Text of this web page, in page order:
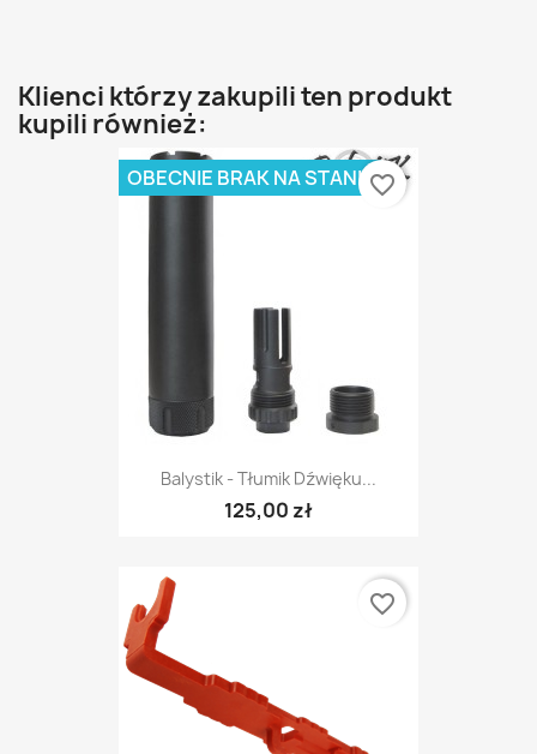
Klienci którzy zakupili ten produkt
kupili również:
Balystik - Tłumik Dźwięku...
125,00 zł
OBECNIE BRAK NA STANIEfavorite_border
favorite_border